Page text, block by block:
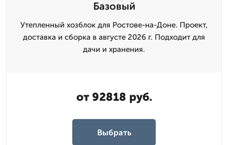
Базовый
Утепленный хозблок для Ростове-на-Доне. Проект,
доставка и сборка в августе 2026 г. Подходит для
дачи и хранения.
от 92818 руб.
Выбрать